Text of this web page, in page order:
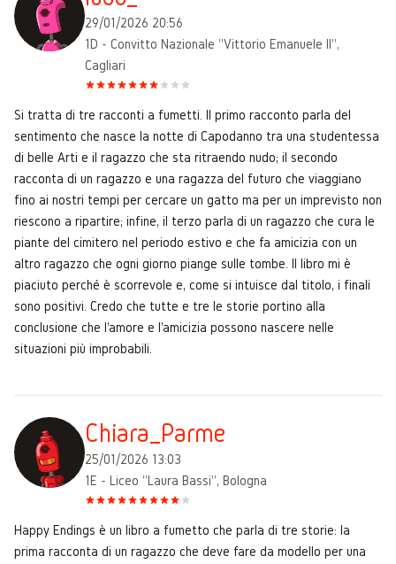
29/01/2026 20:56
1D - Convitto Nazionale "Vittorio Emanuele II",
Cagliari
Si tratta di tre racconti a fumetti. Il primo racconto parla del
sentimento che nasce la notte di Capodanno tra una studentessa
di belle Arti e il ragazzo che sta ritraendo nudo; il secondo
racconta di un ragazzo e una ragazza del futuro che viaggiano
fino ai nostri tempi per cercare un gatto ma per un imprevisto non
riescono a ripartire; infine, il terzo parla di un ragazzo che cura le
piante del cimitero nel periodo estivo e che fa amicizia con un
altro ragazzo che ogni giorno piange sulle tombe. Il libro mi è
piaciuto perché è scorrevole e, come si intuisce dal titolo, i finali
sono positivi. Credo che tutte e tre le storie portino alla
conclusione che l'amore e l'amicizia possono nascere nelle
situazioni più improbabili.
Chiara_Parme
25/01/2026 13:03
1E - Liceo "Laura Bassi", Bologna
Happy Endings è un libro a fumetto che parla di tre storie: la
prima racconta di un ragazzo che deve fare da modello per una